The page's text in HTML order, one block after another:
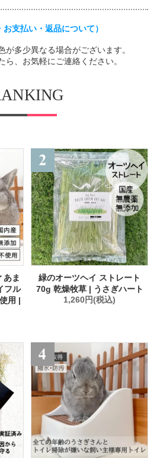
支払い・返品について）
が多少異なる場合がございます。
ら、お気軽にご連絡ください。
あま
フル
用 |
緑のオーツヘイ ストレート
70g 乾燥牧草 | うさぎハート
1,260円(税込)